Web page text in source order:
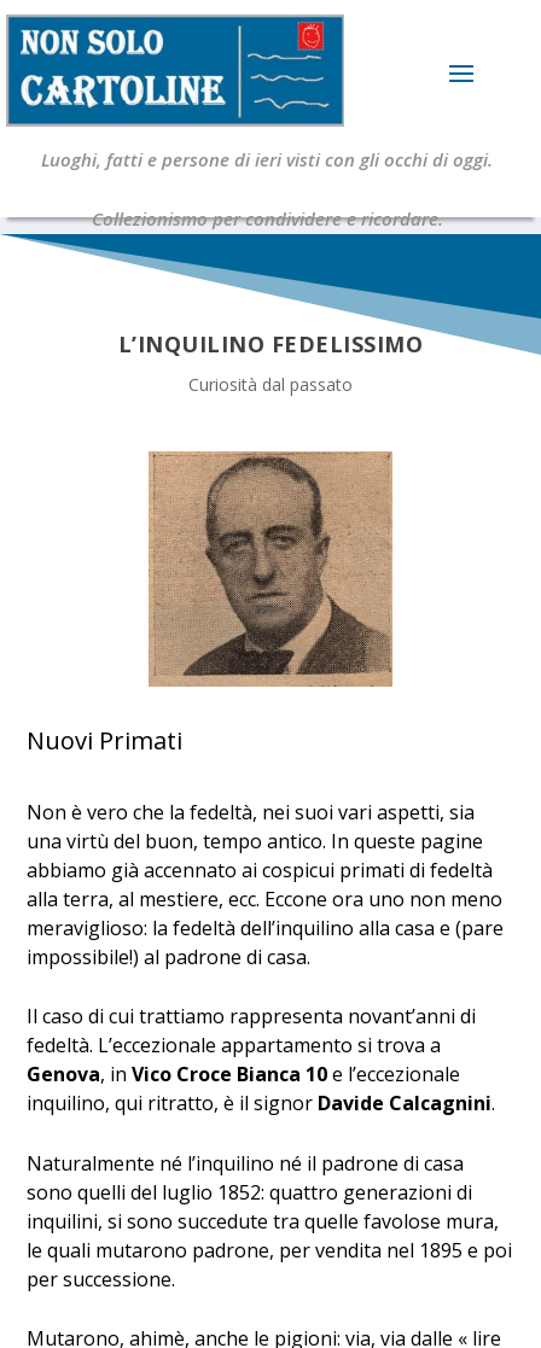
Luoghi, fatti e persone di ieri visti con gli occhi di oggi.
Collezionismo per condividere e ricordare.
L’INQUILINO FEDELISSIMO
Curiosità dal passato
Nuovi Primati
Non è vero che la fedeltà, nei suoi vari aspetti, sia
una virtù del buon, tempo antico. In queste pagine
abbiamo già accennato ai cospicui primati di fedeltà
alla terra, al mestiere, ecc. Eccone ora uno non meno
meraviglioso: la fedeltà dell’inquilino alla casa e (pare
impossibile!) al padrone di casa.
Il caso di cui trattiamo rappresenta novant’anni di
fedeltà. L’eccezionale appartamento si trova a
Genova, inVico Croce Bianca 10e l’eccezionale
inquilino, qui ritratto, è il signor Davide Calcagnini.
Naturalmente né l’inquilino né il padrone di casa
sono quelli del luglio 1852: quattro generazioni di
inquilini, si sono succedute tra quelle favolose mura,
le quali mutarono padrone, per vendita nel 1895 e poi
per successione.
Mutarono, ahimè, anche le pigioni: via, via dalle « lire